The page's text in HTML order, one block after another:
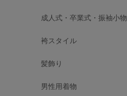
成人式・卒業式・振袖小物
袴スタイル
髪飾り
男性用着物